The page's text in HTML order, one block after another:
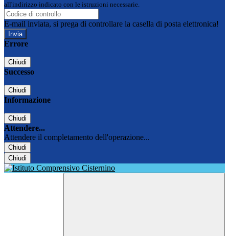
all'indirizzo indicato con le istruzioni necessarie.
E-mail inviata, si prega di controllare la casella di posta elettronica!
Errore
Chiudi
Successo
Chiudi
Informazione
Chiudi
Attendere...
Attendere il completamento dell'operazione...
Chiudi
Chiudi